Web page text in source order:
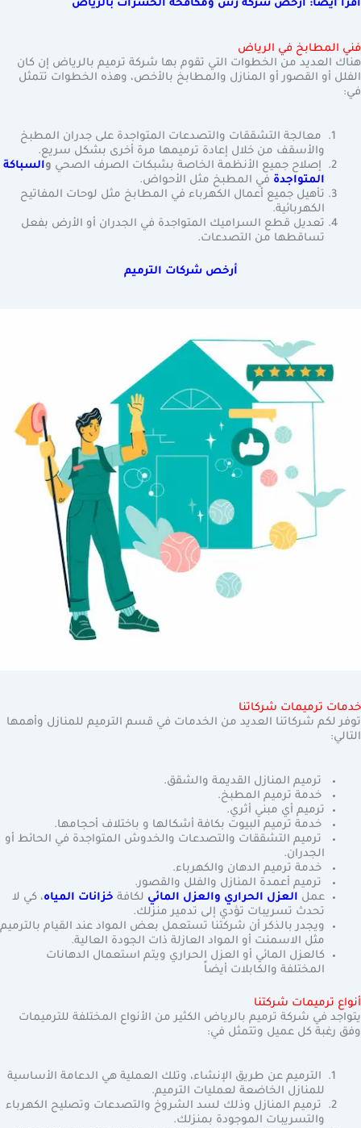
أقرأ أيضاً: أرخص شركة رش ومكافحة الحشرات بالرياض
فني المطابخ في الرياض
هناك العديد من الخطوات التي تقوم بها شركة ترميم بالرياض إن كان
الفلل أو القصور أو المنازل والمطابخ بالأخص، وهذه الخطوات تتمثل
في:
معالجة التشققات والتصدعات المتواجدة على جدران المطبخ
والأسقف من خلال إعادة ترميمها مرة أخرى بشكل سريع.
إصلاح جميع الأنظمة الخاصة بشبكات الصرف الصحي والسباكة
المتواجدة في المطبخ مثل الأحواض.
تأهيل جميع أعمال الكهرباء في المطابخ مثل لوحات المفاتيح
الكهربائية.
تعديل قطع السراميك المتواجدة في الجدران أو الأرض بفعل
تساقطها من التصدعات.
أرخص شركات الترميم
خدمات ترميمات شركاتنا
توفر لكم شركاتنا العديد من الخدمات في قسم الترميم للمنازل وأهمها
التالي:
ترميم المنازل القديمة والشقق.
خدمة ترميم المطبخ.
ترميم أي مبني أثري.
خدمة ترميم البيوت بكافة أشكالها و باختلاف أحجامها.
ترميم التشققات والتصدعات والخدوش المتواجدة في الحائط أو
الجدران.
خدمة ترميم الدهان والكهرباء.
ترميم أعمدة المنازل والفلل والقصور.
عمل العزل الحراري والعزل المائي لكافة خزانات المياه، كي لا
تحدث تسريبات تؤدي إلى تدمير منزلك.
ويجدر بالذكر أن شركتنا تستعمل بعض المواد عند القيام بالترميم
مثل الاسمنت أو المواد العازلة ذات الجودة العالية.
كالعزل المائي أو العزل الحراري ويتم استعمال الدهانات
المختلفة والكابلات أيضاً
أنواع ترميمات شركتنا
يتواجد في شركة ترميم بالرياض الكثير من الأنواع المختلفة للترميمات
وفق رغبة كل عميل وتتمثل في:
الترميم عن طريق الإنشاء، وتلك العملية هي الدعامة الأساسية
للمنازل الخاضعة لعمليات الترميم.
ترميم المنازل وذلك لسد الشروخ والتصدعات وتصليح الكهرباء
والتسريبات الموجودة بمنزلك.